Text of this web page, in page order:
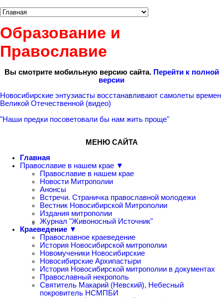
Образование и
Православие
Вы смотрите мобильную версию сайта. Перейти к полной
версии
Новосибирские энтузиасты восстанавливают самолеты времен
Великой Отечественной (видео)
"Наши предки посоветовали бы нам жить проще"
МЕНЮ САЙТА
Главная
Православие в нашем крае ▼
Православие в нашем крае
Новости Митрополии
Анонсы
Встречи. Страничка православной молодежи
Вестник Новосибирской Митрополии
Издания митрополии
Журнал "Живоносный Источник"
Краеведение ▼
Православное краеведение
История Новосибирской митрополии
Новомученики Новосибирские
Новосибирские Архипастыри
История Новосибирской митрополии в документах
Православный некрополь
Святитель Макарий (Невский), Небесный
покровитель НСМПБИ